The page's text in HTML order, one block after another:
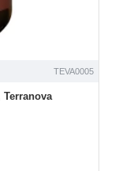
TEVA0005
Terranova